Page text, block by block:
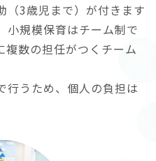
（3歳児まで）が付きます
小規模保育はチーム制で
複数の担任がつくチーム
行うため、個人の負担は